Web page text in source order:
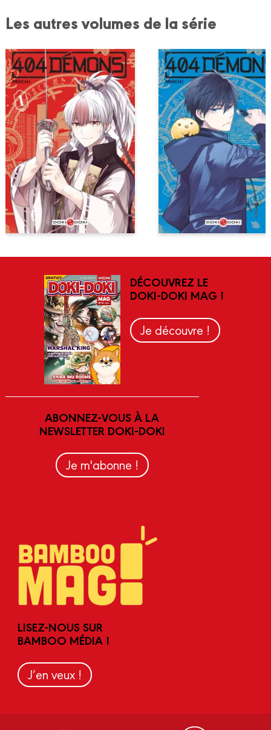
Les autres volumes de la série
DÉCOUVREZ LE
DOKI-DOKI MAG !
Je découvre !
ABONNEZ-VOUS À LA
NEWSLETTER DOKI-DOKI
Je m'abonne !
LISEZ-NOUS SUR
BAMBOO MÉDIA !
J’en veux !